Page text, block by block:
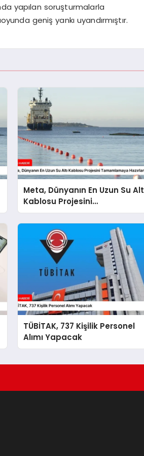
yapılan soruşturmalarla
geniş yankı uyandırmıştır.
Meta, Dünyanın En Uzun Su
Kablosu Projesini
Tamamlamaya Hazırlanıyor
TÜBİTAK, 737 Kişilik Personel
Alımı Yapacak